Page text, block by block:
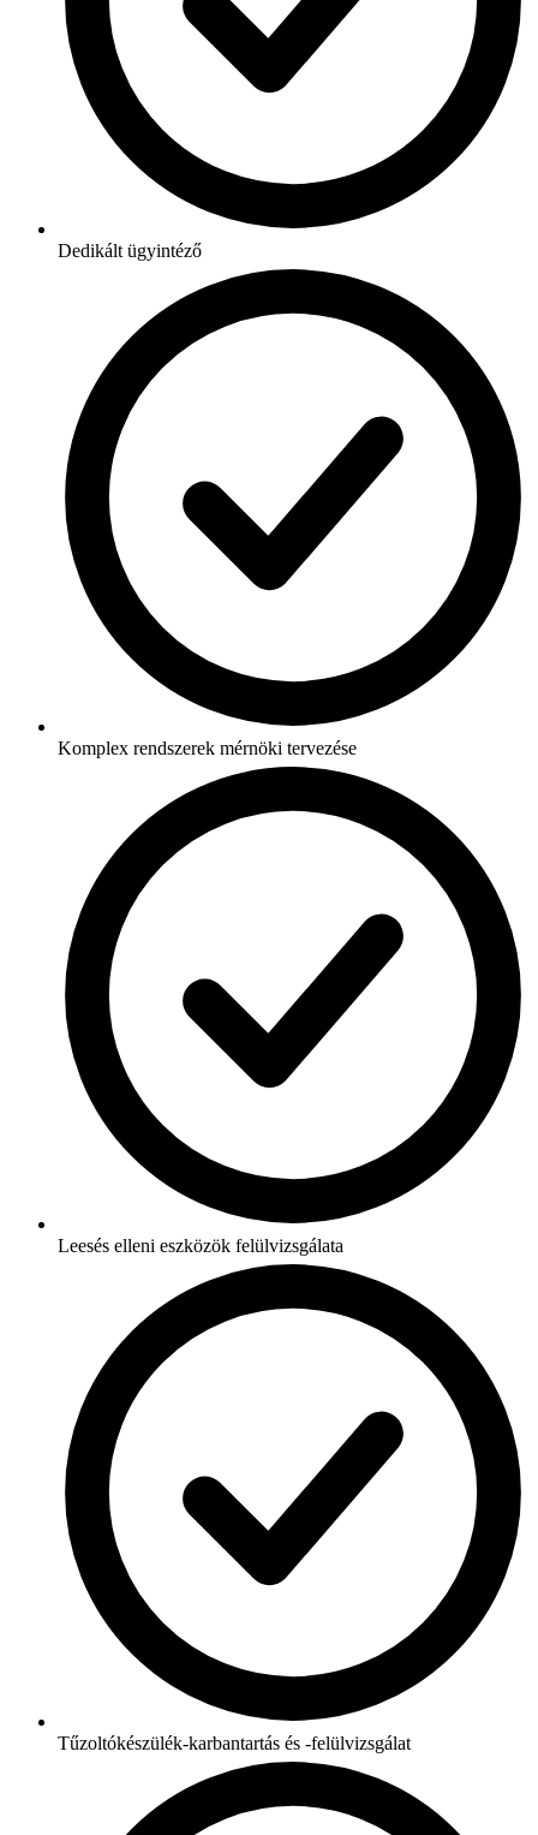
Dedikált ügyintéző
Komplex rendszerek mérnöki tervezése
Leesés elleni eszközök felülvizsgálata
Tűzoltókészülék-karbantartás és -felülvizsgálat